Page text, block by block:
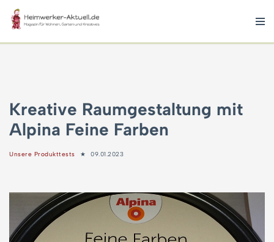
Zum
Inhalt
Kreative Raumgestaltung mit
Alpina Feine Farben
Unsere Produkttests 09.01.2023